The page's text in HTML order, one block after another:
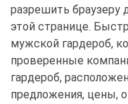
разрешить браузеру
этой странице.
мужской гардероб,
проверенные
гардероб,
предложения, цены,